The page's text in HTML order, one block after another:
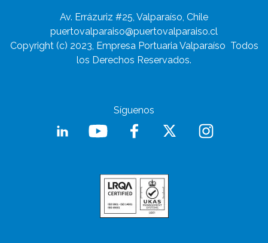
Av. Errázuriz #25, Valparaíso, Chile
puertovalparaiso@puertovalparaiso.cl
Copyright (c) 2023, Empresa Portuaria Valparaíso Todos
los Derechos Reservados.
Síguenos